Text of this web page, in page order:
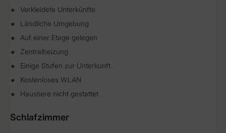
Verkleidete Unterkünfte
Ländliche Umgebung
Auf einer Etage gelegen
Zentralheizung
Einige Stufen zur Unterkunft
Kostenloses WLAN
Haustiere nicht gestattet
Schlafzimmer